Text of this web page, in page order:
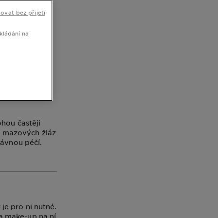
častěji
žláz
péčí.
pro ni nutné.
make-up na ní
na
bez přijetí